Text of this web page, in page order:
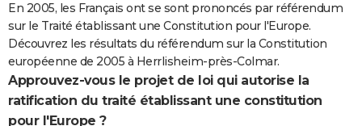
FORUM
Bricolage
Lifestyle
Culture
Sport
Auto
Television
Voyage
Cinema
En 2005, les Français ont se sont prononcés par référendum
sur le Traité établissant une Constitution pour l'Europe.
Découvrez les résultats du référendum sur la Constitution
européenne de 2005 à Herrlisheim-près-Colmar.
Approuvez-vous le projet de loi qui autorise la
ratification du traité établissant une constitution
pour l'Europe ?